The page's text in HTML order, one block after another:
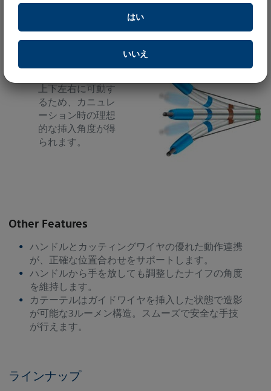
はい
いいえ
チップ コントロール
Tome Cannulationにおいて高いパフォーマンスを発揮
上下左右に可動す
るため、カニュレ
ーション時の理想
的な挿入角度が得
られます。
Other Features
ハンドルとカッティングワイヤの優れた動作連携
が、正確な位置合わせをサポートします。
ハンドルから手を放しても調整したナイフの角度
を維持します。
カテーテルはガイドワイヤを挿入した状態で造影
が可能な3ルーメン構造。スムーズで安全な手技
が行えます。
ラインナップ